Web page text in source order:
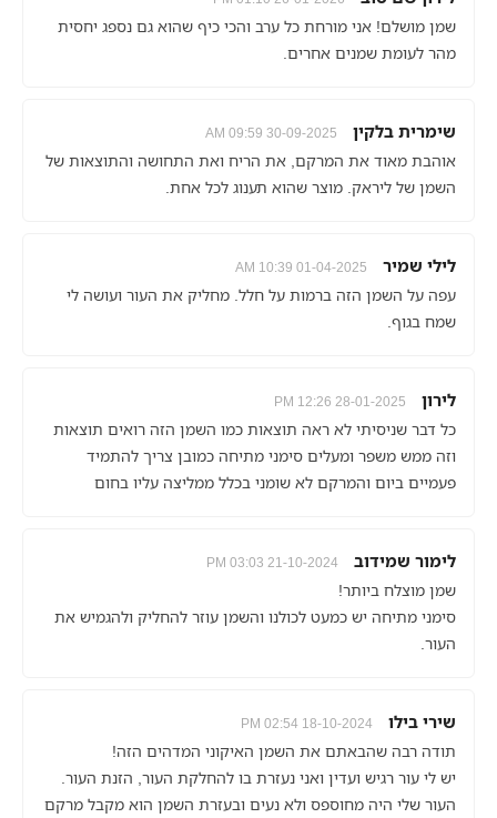
שמן מושלם! אני מורחת כל ערב והכי כיף שהוא גם נספג יחסית
מהר לעומת שמנים אחרים.
שימרית בלקין 30-09-2025 09:59 AM
אוהבת מאוד את המרקם, את הריח ואת התחושה והתוצאות של
השמן של ליראק. מוצר שהוא תענוג לכל אחת.
לילי שמיר 01-04-2025 10:39 AM
עפה על השמן הזה ברמות על חלל. מחליק את העור ועושה לי
שמח בגוף.
לירון 28-01-2025 12:26 PM
כל דבר שניסיתי לא ראה תוצאות כמו השמן הזה רואים תוצאות
וזה ממש משפר ומעלים סימני מתיחה כמובן צריך להתמיד
פעמיים ביום והמרקם לא שומני בכלל ממליצה עליו בחום
לימור שמידוב 21-10-2024 03:03 PM
שמן מוצלח ביותר!
סימני מתיחה יש כמעט לכולנו והשמן עוזר להחליק ולהגמיש את
העור.
שירי בילו 18-10-2024 02:54 PM
תודה רבה שהבאתם את השמן האיקוני המדהים הזה!
יש לי עור רגיש ועדין ואני נעזרת בו להחלקת העור, הזנת העור.
העור שלי היה מחוספס ולא נעים ובעזרת השמן הוא מקבל מרקם